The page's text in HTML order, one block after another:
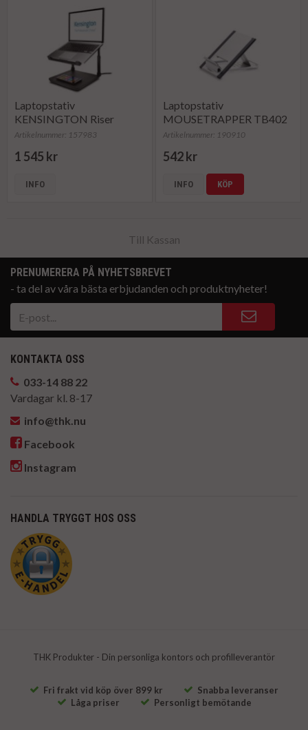
Laptopstativ
KENSINGTON Riser
+Charger
Artikelnummer: 157983
1 545 kr
INFO
Laptopstativ
MOUSETRAPPER TB402
Artikelnummer: 190910
542 kr
INFO KÖP
Till Kassan
PRENUMERERA PÅ NYHETSBREVET
- ta del av våra bästa erbjudanden och produktnyheter!
KONTAKTA OSS
033-14 88 22
Vardagar kl. 8-17
info@thk.nu
Facebook
Instagram
HANDLA TRYGGT HOS OSS
THK Produkter - Din personliga kontors och profilleverantör
Fri frakt vid köp över 899 kr
Snabba leveranser
Låga priser
Personligt bemötande